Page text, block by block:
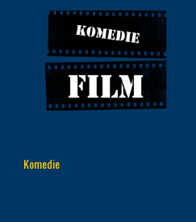
Komedie